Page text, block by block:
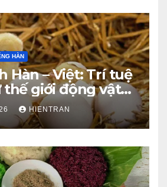
HÀN
Hàn – Việt: Trí tuệ
thế giới động vật
HIENTRAN